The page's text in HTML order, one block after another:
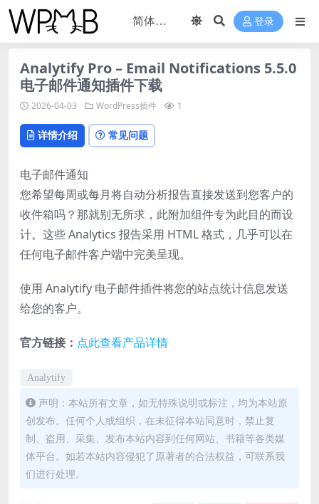
登录
Analytify Pro – Email Notifications 5.5.0
电子邮件通知插件下载
2026-04-03 WordPress插件 1
详情介绍 常见问题
电子邮件通知
您希望每周或每月将自动分析报告直接发送到您客户的
收件箱吗？那就别无所求，此附加组件专为此目的而设
计。这些 Analytics 报告采用 HTML 格式，几乎可以在
任何电子邮件客户端中完美呈现。
使用 Analytify 电子邮件插件将您的站点统计信息发送
给您的客户。
官方链接： 点此查看产品详情
Analytify
声明：本站所有文章，如无特殊说明或标注，均为本站原
创发布。任何个人或组织，在未征得本站同意时，禁止复
制、盗用、采集、发布本站内容到任何网站、书籍等各类媒
体平台。如若本站内容侵犯了原著者的合法权益，可联系我
们进行处理。